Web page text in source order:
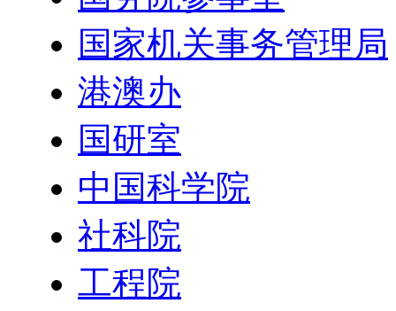
国家机关事务管理局
港澳办
国研室
中国科学院
社科院
工程院